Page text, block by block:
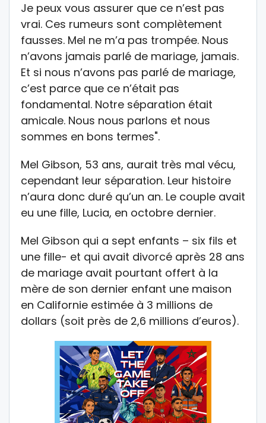
Je peux vous assurer que ce n’est pas
vrai. Ces rumeurs sont complètement
fausses. Mel ne m’a pas trompée. Nous
n’avons jamais parlé de mariage, jamais.
Et si nous n’avons pas parlé de mariage,
c’est parce que ce n’était pas
fondamental. Notre séparation était
amicale. Nous nous parlons et nous
sommes en bons termes".
Mel Gibson, 53 ans, aurait très mal vécu,
cependant leur séparation. Leur histoire
n’aura donc duré qu’un an. Le couple avait
eu une fille, Lucia, en octobre dernier.
Mel Gibson qui a sept enfants – six fils et
une fille- et qui avait divorcé après 28 ans
de mariage avait pourtant offert à la
mère de son dernier enfant une maison
en Californie estimée à 3 millions de
dollars (soit près de 2,6 millions d’euros).